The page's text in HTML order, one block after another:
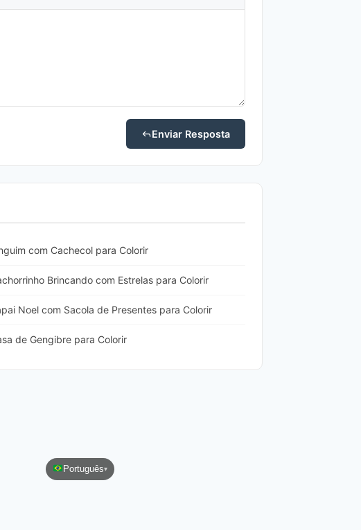
Enviar Resposta
com Cachecol para Colorir
Brincando com Estrelas para Colorir
Noel com Sacola de Presentes para Colorir
de Gengibre para Colorir
Português▾